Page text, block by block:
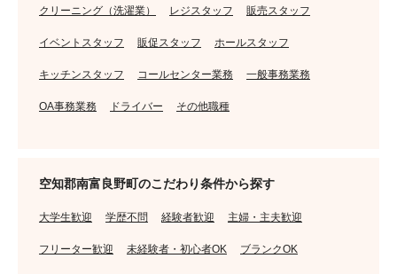
クリーニング（洗濯業） レジスタッフ 販売スタッフ
イベントスタッフ 販促スタッフ ホールスタッフ
キッチンスタッフ コールセンター業務 一般事務業務
OA事務業務 ドライバー その他職種
空知郡南富良野町のこだわり条件から探す
大学生歓迎 学歴不問 経験者歓迎 主婦・主夫歓迎
フリーター歓迎 未経験者・初心者OK ブランクOK